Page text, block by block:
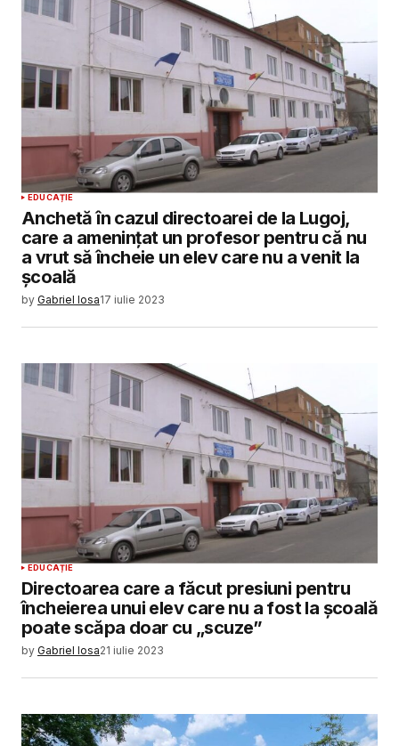
EDUCAȚIE
Anchetă în cazul directoarei de la Lugoj,
care a amenințat un profesor pentru că nu
a vrut să încheie un elev care nu a venit la
școală
by Gabriel Iosa17 iulie 2023
EDUCAȚIE
Directoarea care a făcut presiuni pentru
încheierea unui elev care nu a fost la școală
poate scăpa doar cu „scuze”
by Gabriel Iosa21 iulie 2023